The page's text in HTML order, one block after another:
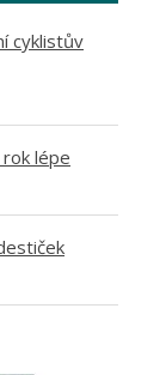
cyklistův
lépe